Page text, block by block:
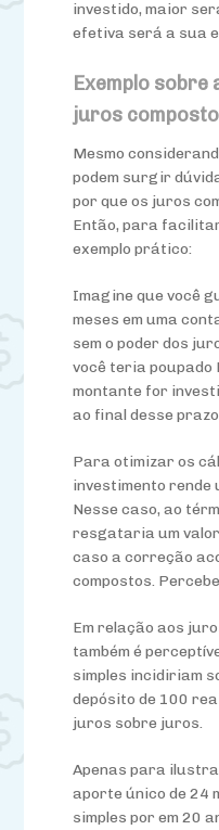
investido, maior
efetiva será a sua
Exemplo sobre
juros
Mesmo
podem surgir
por que os juros
Então, para
exemplo prático:
Imagine que você
meses em uma
sem o poder dos
você teria poupado
montante for
ao final desse
Para otimizar os
investimento rende
Nesse caso, ao
resgataria um valor
caso a correção
compostos.
Em relação aos
também é
simples incidiriam
depósito de 100
juros sobre juros.
Apenas para
aporte único de 24
simples por em 20